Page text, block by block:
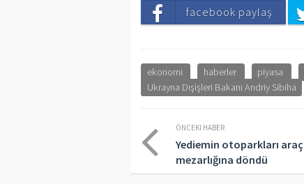
facebook paylaş
ekonomi haberler piyasa
Ukrayna Dışişleri Bakanı Andriy Sibiha
ÖNCEKI HABER
Yediemin otoparkları araç
mezarlığına döndü